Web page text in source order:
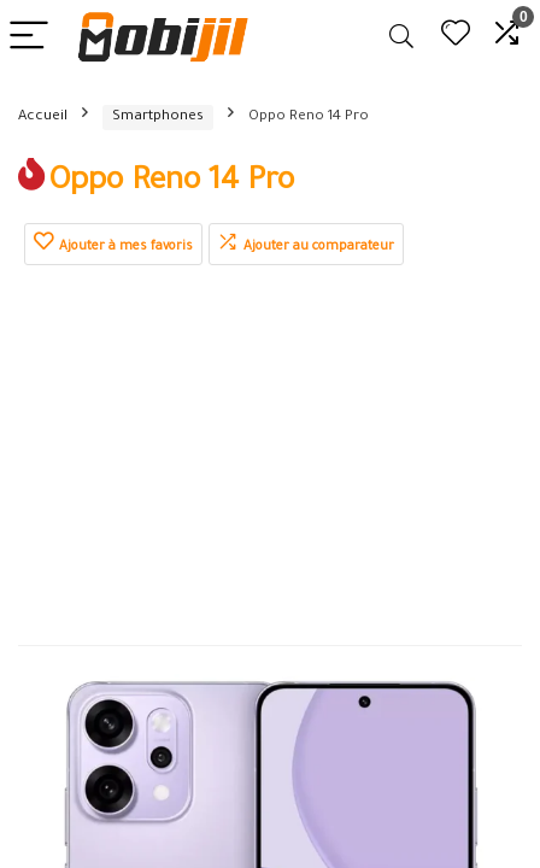
0
Accueil Smartphones Oppo Reno 14 Pro
Oppo Reno 14 Pro
Ajouter à mes favoris Ajouter au comparateur